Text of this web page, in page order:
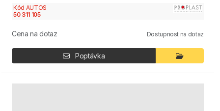
Kód AUTOS
50 311 105
Cena na dotaz Dostupnost na dotaz
Poptávka